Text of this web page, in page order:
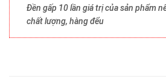
Đền gấp 10 lần giá trị của sản phẩm
chất lượng, hàng đểu